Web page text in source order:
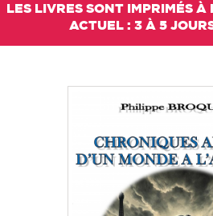
LES LIVRES SONT IMPRIMÉS
ACTUEL : 3 À 5